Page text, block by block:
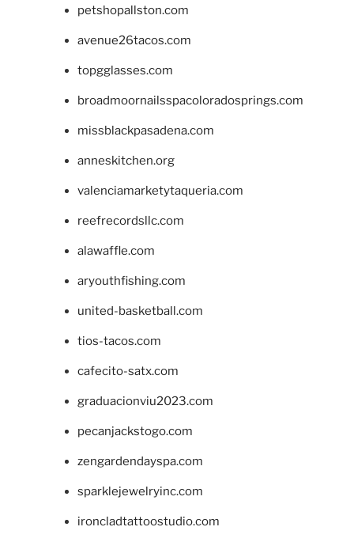
petshopallston.com
avenue26tacos.com
topgglasses.com
broadmoornailsspacoloradosprings.com
missblackpasadena.com
anneskitchen.org
valenciamarketytaqueria.com
reefrecordsllc.com
alawaffle.com
aryouthfishing.com
united-basketball.com
tios-tacos.com
cafecito-satx.com
graduacionviu2023.com
pecanjackstogo.com
zengardendayspa.com
sparklejewelryinc.com
ironcladtattoostudio.com